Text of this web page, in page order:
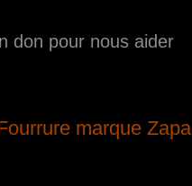
don pour nous aider
marque Zapa